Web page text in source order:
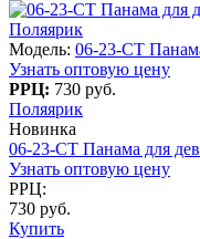
Поляярик
Модель: 06-23-CT
Узнать оптовую цену
РРЦ: 730 руб.
Поляярик
Новинка
06-23-CT Панама для
Узнать оптовую цену
РРЦ:
730 руб.
Купить